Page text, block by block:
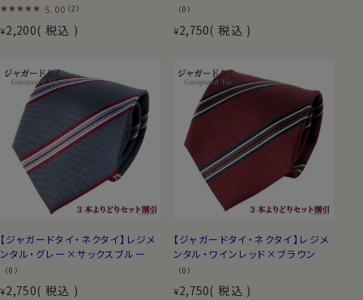
5.00 （2）
¥2,200 税込
（0）
¥2,750 税込
【ジャガードタイ・ネクタイ】レジメ
ンタル・グレー×サックスブルー
（0）
¥2,750 税込
【ジャガードタイ・ネクタイ】レジメ
ンタル・ワインレッド×ブラウン
（0）
¥2,750 税込